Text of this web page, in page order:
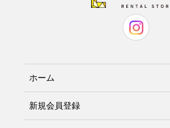
ホーム
新規会員登録